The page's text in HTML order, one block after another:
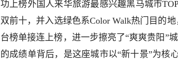
功上榜外国人来华旅游最感兴趣黑马城市
双前十，并入选绿色系Color Walk热门目的
台榜单接连上榜，进一步擦亮了“爽爽贵阳”
的成绩单背后，是这座城市以“新十景”为核